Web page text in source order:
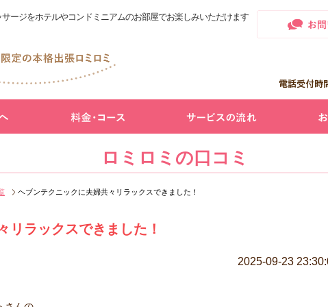
ージをホテルやコンドミニアムのお部屋でお楽しみいただけます
ロミロミの口コミ
ヘブンテクニックに夫婦共々リラックスできました！
リラックスできました！
2025-09-23